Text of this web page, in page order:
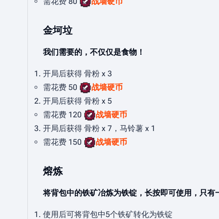
金坷垃
我们需要的，不仅仅是食物！
开局后获得 骨粉 x 3
需花费 50
战墙硬币
开局后获得 骨粉 x 5
需花费 120
战墙硬币
开局后获得 骨粉 x 7，马铃薯 x 1
需花费 150
战墙硬币
熔炼
将背包中的铁矿冶炼为铁锭，长按即可使用，只有
使用后可将背包中5个铁矿转化为铁锭